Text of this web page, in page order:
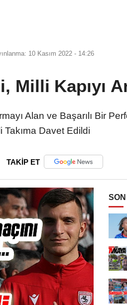
10 Kasım 2022 - 14:26
Milli Kapıyı
Alan ve Başarılı Bir
Takıma Davet Edildi
TAKİP ET